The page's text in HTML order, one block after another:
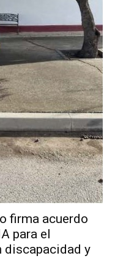
firma acuerdo
para el
discapacidad y